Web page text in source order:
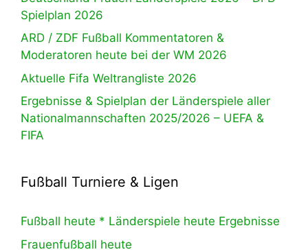
Spielplan 2026
ARD / ZDF Fußball Kommentatoren &
Moderatoren heute bei der WM 2026
Aktuelle Fifa Weltrangliste 2026
Ergebnisse & Spielplan der Länderspiele aller
Nationalmannschaften 2025/2026 – UEFA &
FIFA
Fußball Turniere & Ligen
Fußball heute * Länderspiele heute Ergebnisse
Frauenfußball heute